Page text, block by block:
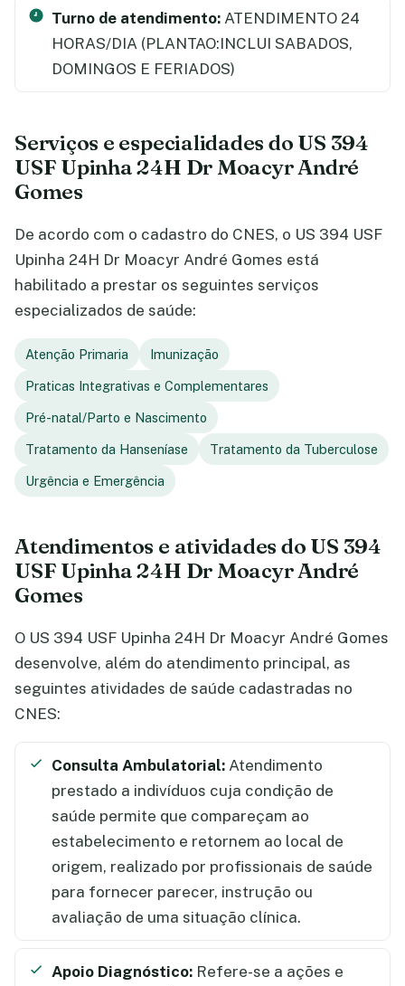
Turno de atendimento: ATENDIMENTO 24
HORAS/DIA (PLANTAO:INCLUI SABADOS,
DOMINGOS E FERIADOS)
Serviços e especialidades do US 394
USF Upinha 24H Dr Moacyr André
Gomes
De acordo com o cadastro do CNES, o US 394 USF
Upinha 24H Dr Moacyr André Gomes está
habilitado a prestar os seguintes serviços
especializados de saúde:
Atenção Primaria Imunização
Praticas Integrativas e Complementares
Pré-natal/Parto e Nascimento
Tratamento da Hanseníase Tratamento da Tuberculose
Urgência e Emergência
Atendimentos e atividades do US 394
USF Upinha 24H Dr Moacyr André
Gomes
O US 394 USF Upinha 24H Dr Moacyr André Gomes
desenvolve, além do atendimento principal, as
seguintes atividades de saúde cadastradas no
CNES:
Consulta Ambulatorial: Atendimento
prestado a indivíduos cuja condição de
saúde permite que compareçam ao
estabelecimento e retornem ao local de
origem, realizado por profissionais de saúde
para fornecer parecer, instrução ou
avaliação de uma situação clínica.
Apoio Diagnóstico: Refere-se a ações e